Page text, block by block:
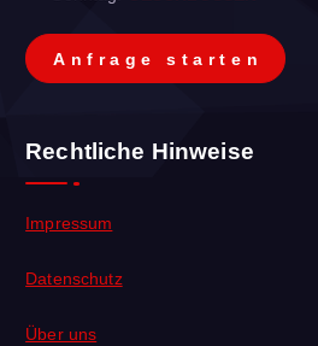
A n f r a g e s t a r t e n
Rechtliche Hinweise
Impressum
Datenschutz
Über uns